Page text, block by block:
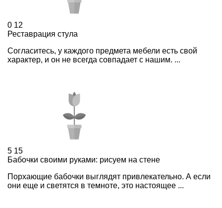
0 12
Реставрация стула
Согласитесь, у каждого предмета мебели есть свой
характер, и он не всегда совпадает с нашим. ...
5 15
Бабочки своими руками: рисуем на стене
Порхающие бабочки выглядят привлекательно. А если
они еще и светятся в темноте, это настоящее ...